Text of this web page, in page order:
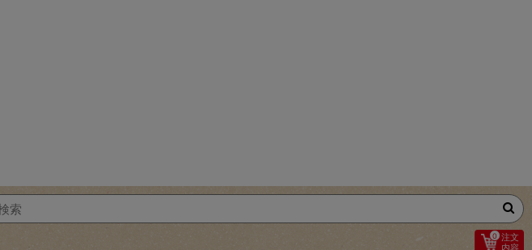
0 注文
内容